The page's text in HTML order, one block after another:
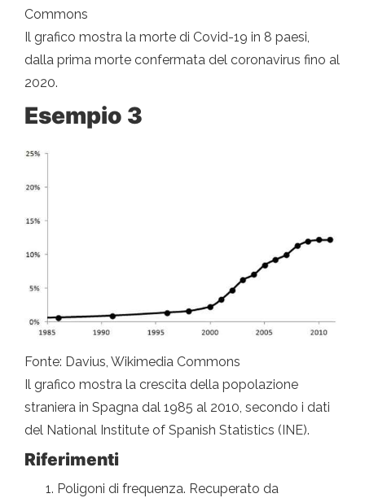
Commons
Il grafico mostra la morte di Covid-19 in 8 paesi,
dalla prima morte confermata del coronavirus fino al
2020.
Esempio 3
Fonte: Davius, Wikimedia Commons
Il grafico mostra la crescita della popolazione
straniera in Spagna dal 1985 al 2010, secondo i dati
del National Institute of Spanish Statistics (INE).
Riferimenti
Poligoni di frequenza. Recuperato da